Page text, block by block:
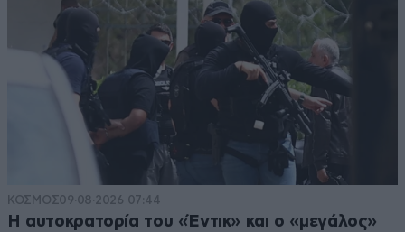
ΚΟΣΜΟΣ09·08·2026 07:44
Η αυτοκρατορία του «Έντικ» και ο «μεγάλος»